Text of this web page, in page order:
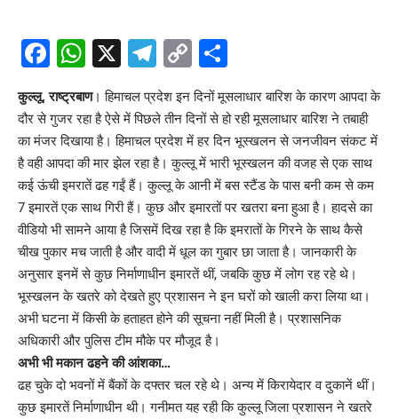
Facebook
WhatsApp
X Telegram
Copy
Link
कुल्लू, राष्ट्रबाण। हिमाचल प्रदेश इन दिनों मूसलाधार बारिश के कारण आपदा के
दौर से गुजर रहा है ऐसे में पिछले तीन दिनों से हो रही मूसलाधार बारिश ने तबाही
का मंजर दिखाया है। हिमाचल प्रदेश में हर दिन भूस्खलन से जनजीवन संकट में
है वही आपदा की मार झेल रहा है। कुल्लू में भारी भूस्खलन की वजह से एक साथ
कई ऊंची इमरातें ढह गईं हैं। कुल्लू के आनी में बस स्टैंड के पास बनी कम से कम
7 इमारतें एक साथ गिरी हैं। कुछ और इमारतों पर खतरा बना हुआ है। हादसे का
वीडियो भी सामने आया है जिसमें दिख रहा है कि इमरातों के गिरने के साथ कैसे
चीख पुकार मच जाती है और वादी में धूल का गुबार छा जाता है। जानकारी के
अनुसार इनमें से कुछ निर्माणाधीन इमारतें थीं, जबकि कुछ में लोग रह रहे थे।
भूस्खलन के खतरे को देखते हुए प्रशासन ने इन घरों को खाली करा लिया था।
अभी घटना में किसी के हताहत होने की सूचना नहीं मिली है। प्रशासनिक
अधिकारी और पुलिस टीम मौके पर मौजूद है।
अभी भी मकान ढहने की आंशका…
ढह चुके दो भवनों में बैंकों के दफ्तर चल रहे थे। अन्य में किरायेदार व दुकानें थीं।
कुछ इमारतें निर्माणाधीन थी। गनीमत यह रही कि कुल्लू जिला प्रशासन ने खतरे